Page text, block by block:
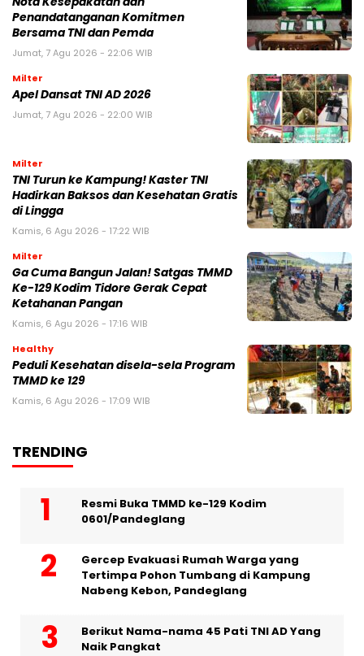
Penandatanganan Komitmen
Bersama TNI dan Pemda
Jumat, 7 Agu 2026 - 22:06 WIB
Milter
Apel Dansat TNI AD 2026
Jumat, 7 Agu 2026 - 22:00 WIB
Milter
TNI Turun ke Kampung! Kaster TNI
Hadirkan Baksos dan Kesehatan Gratis
di Lingga
Kamis, 6 Agu 2026 - 17:22 WIB
Milter
Ga Cuma Bangun Jalan! Satgas TMMD
Ke-129 Kodim Tidore Gerak Cepat
Ketahanan Pangan
Kamis, 6 Agu 2026 - 17:16 WIB
Healthy
Peduli Kesehatan disela-sela Program
TMMD ke 129
Kamis, 6 Agu 2026 - 17:09 WIB
TRENDING
Resmi Buka TMMD ke-129 Kodim
0601/Pandeglang
Gercep Evakuasi Rumah Warga yang
Tertimpa Pohon Tumbang di Kampung
Nabeng Kebon, Pandeglang
Berikut Nama-nama 45 Pati TNI AD Yang
Naik Pangkat